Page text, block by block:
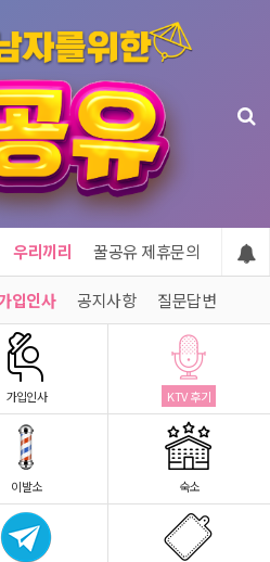
우리끼리 꿀공유 제휴문의
입인사 공지사항 질문답변
가입인사 KTV 후기
이발소 숙소